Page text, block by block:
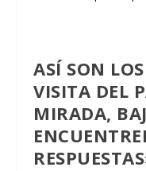
ASÍ SON
VISITA DEL
MIRADA,